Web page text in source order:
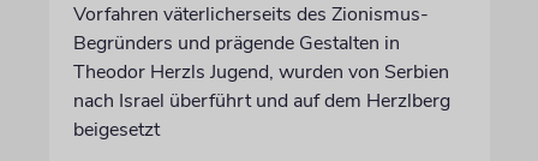
Vorfahren väterlicherseits des Zionismus-
Begründers und prägende Gestalten in
Theodor Herzls Jugend, wurden von Serbien
nach Israel überführt und auf dem Herzlberg
beigesetzt